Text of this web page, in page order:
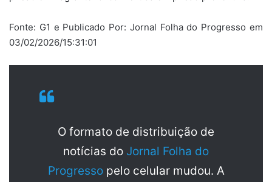
Fonte: G1 e Publicado Por: Jornal Folha do Progresso em
03/02/2026/15:31:01
O formato de distribuição de
notícias do Jornal Folha do
Progresso pelo celular mudou. A